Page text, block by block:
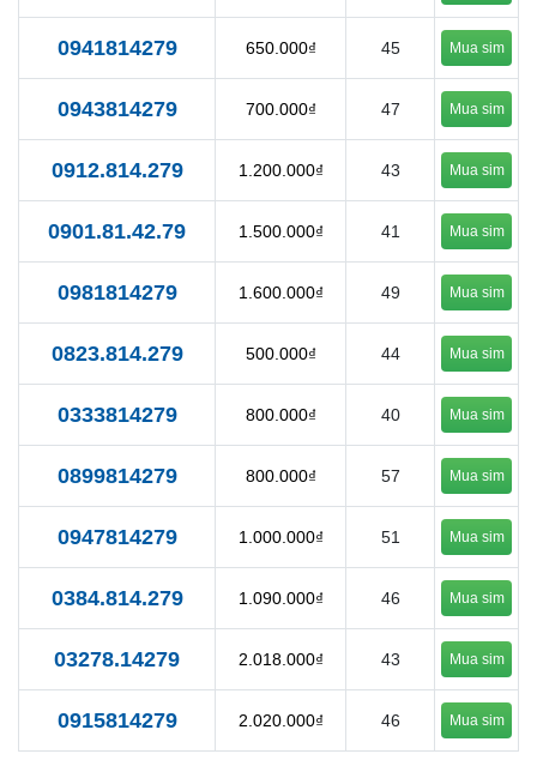
0941814279 650.000₫ 45 Mua sim
0943814279 700.000₫ 47 Mua sim
0912.814.279 1.200.000₫ 43 Mua sim
0901.81.42.79 1.500.000₫ 41 Mua sim
0981814279 1.600.000₫ 49 Mua sim
0823.814.279 500.000₫ 44 Mua sim
0333814279 800.000₫ 40 Mua sim
0899814279 800.000₫ 57 Mua sim
0947814279 1.000.000₫ 51 Mua sim
0384.814.279 1.090.000₫ 46 Mua sim
03278.14279 2.018.000₫ 43 Mua sim
0915814279 2.020.000₫ 46 Mua sim